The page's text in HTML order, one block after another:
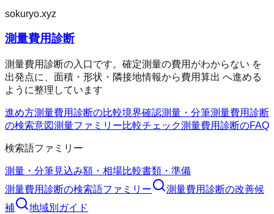
sokuryo.xyz
測量費用診断
測量費用診断の入口です。確定測量の費用がわからない を
出発点に、面積・形状・隣接地情報から費用算出 へ進める
ように整理しています
進め方測量費用診断の比較境界確認測量・分筆測量費用診断
の検索意図測量ファミリー比較チェック測量費用診断のFAQ
検索語ファミリー
測量・分筆見込み額・相場比較書類・準備
測量費用診断の検索語ファミリー 測量費用診断の改善候
補
地域別ガイド